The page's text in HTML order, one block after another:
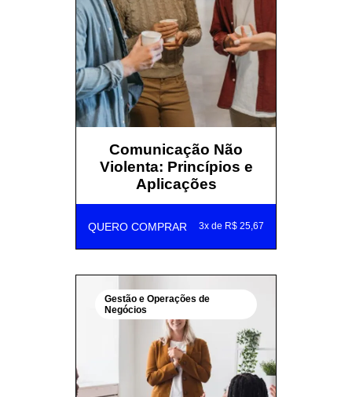
Comunicação Não
Violenta: Princípios e
Aplicações
QUERO COMPRAR 3x de R$ 25,67
Gestão e Operações de
Negócios